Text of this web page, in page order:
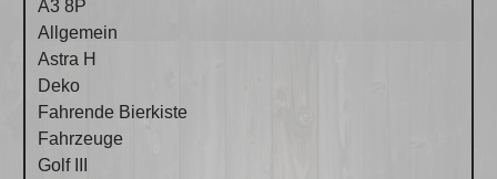
A3 8P
Allgemein
Astra H
Deko
Fahrende Bierkiste
Fahrzeuge
Golf III